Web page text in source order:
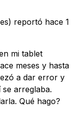
reportó hace 1
mi tablet
meses y hasta
a dar error y
arreglaba.
Qué hago?